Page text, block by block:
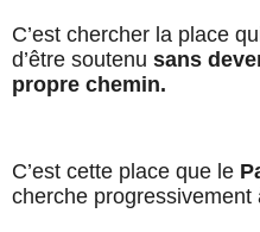
C’est chercher la place
d’être soutenu sans
propre chemin.
C’est cette place que le
cherche progressivement